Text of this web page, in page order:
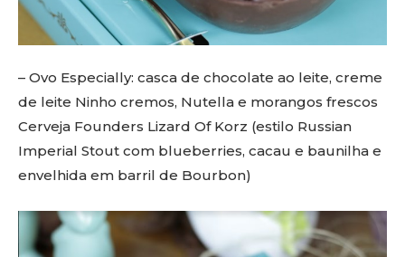
– Ovo Especially: casca de chocolate ao leite, creme
de leite Ninho cremos, Nutella e morangos frescos
Cerveja Founders Lizard Of Korz (estilo Russian
Imperial Stout com blueberries, cacau e baunilha e
envelhida em barril de Bourbon)